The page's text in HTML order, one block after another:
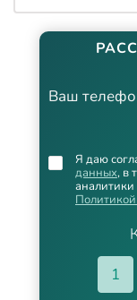
Ваш
1
Я даю
данных, в
аналитики